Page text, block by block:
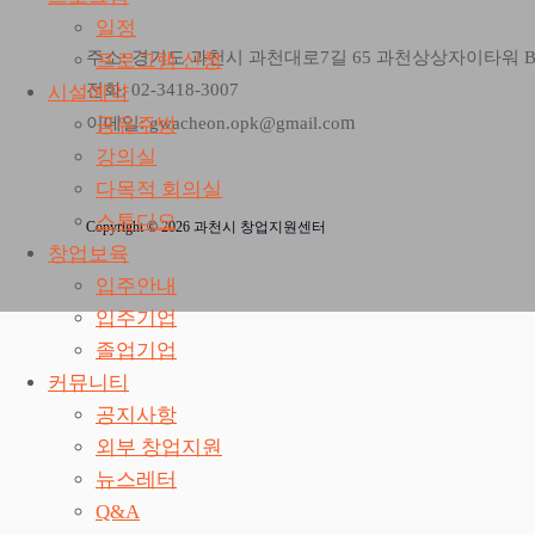
일정
프로그램 신청
시설예약
공유주방
강의실
다목적 회의실
스튜디오
창업보육
입주안내
입주기업
졸업기업
커뮤니티
공지사항
외부 창업지원
뉴스레터
Q&A
주소: 경기도 과천시 과천대로7길 65 과천상상자이타워
전화: 02-3418-3007
이메일: gwacheon.opk@gmail.com
Copyright © 2026 과천시 창업지원센터